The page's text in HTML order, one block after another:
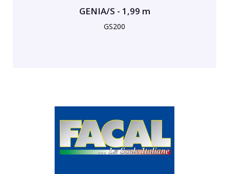
GENIA/S - 1,99 m
GS200